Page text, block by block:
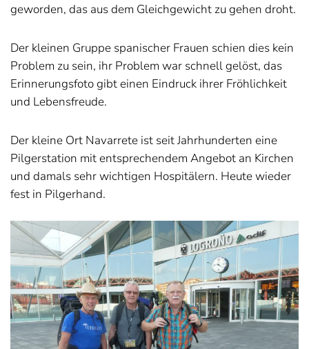
geworden, das aus dem Gleichgewicht zu gehen droht.
Der kleinen Gruppe spanischer Frauen schien dies kein
Problem zu sein, ihr Problem war schnell gelöst, das
Erinnerungsfoto gibt einen Eindruck ihrer Fröhlichkeit
und Lebensfreude.
Der kleine Ort Navarrete ist seit Jahrhunderten eine
Pilgerstation mit entsprechendem Angebot an Kirchen
und damals sehr wichtigen Hospitälern. Heute wieder
fest in Pilgerhand.